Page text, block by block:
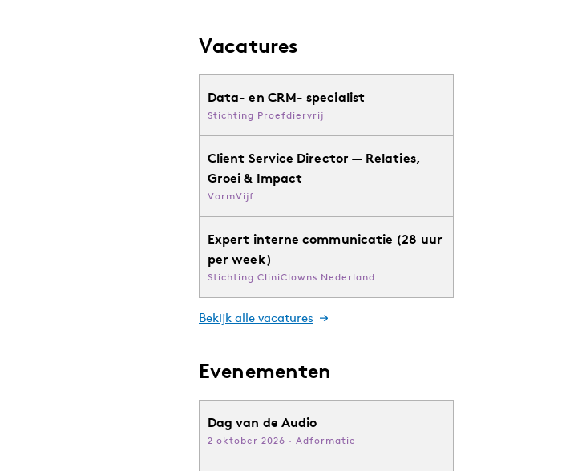
Vacatures
Data- en CRM- specialist
Stichting Proefdiervrij
Client Service Director — Relaties,
Groei & Impact
VormVijf
Expert interne communicatie (28 uur
per week)
Stichting CliniClowns Nederland
Bekijk alle vacatures
Evenementen
Dag van de Audio
2 oktober 2026 · Adformatie